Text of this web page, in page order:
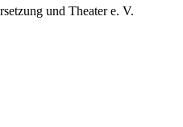
und Theater e. V.